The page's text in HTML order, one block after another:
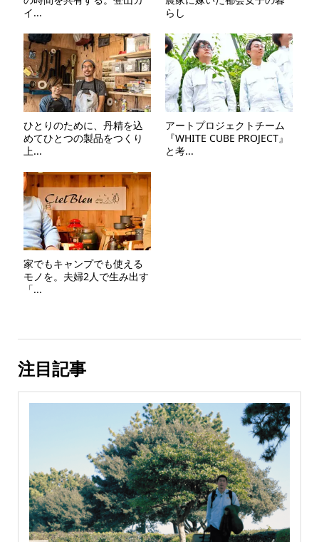
イ...
らし
ひとりのために、丹精を込
めてひとつの製品をつくり
上...
アートプロジェクトチーム
『WHITE CUBE PROJECT』
と考...
家でもキャンプでも使える
モノを。夫婦2人で生み出す
「...
注目記事